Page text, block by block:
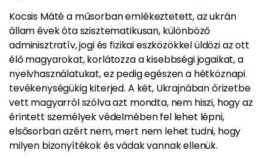
Kocsis Máté a műsorban emlékeztetett, az ukrán
állam évek óta szisztematikusan, különböző
adminisztratív, jogi és fizikai eszközökkel üldözi az ott
élő magyarokat, korlátozza a kisebbségi jogaikat, a
nyelvhasználatukat, ez pedig egészen a hétköznapi
tevékenységükig kiterjed. A két, Ukrajnában őrizetbe
vett magyarról szólva azt mondta, nem hiszi, hogy az
érintett személyek védelmében fel lehet lépni,
elsősorban azért nem, mert nem lehet tudni, hogy
milyen bizonyítékok és vádak vannak ellenük.